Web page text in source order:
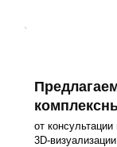
от
3D-